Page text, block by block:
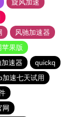
旋风加速
风驰加速器
果版
速器
quickq
加速七天试用
网